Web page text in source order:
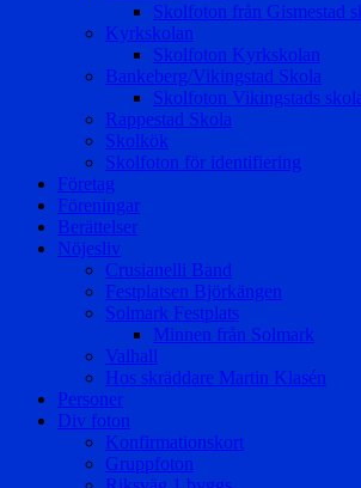
Skolfoton från Gismestad
Kyrkskolan
Skolfoton Kyrkskolan
Bankeberg/Vikingstad Skola
Skolfoton Vikingstads
Rappestad Skola
Skolkök
Skolfoton för identifiering
Företag
Föreningar
Berättelser
Nöjesliv
Crusianelli Band
Festplatsen Björkängen
Solmark Festplats
Minnen från Solmark
Valhall
Hos skräddare Martin Klasén
Personer
Div foton
Konfirmationskort
Gruppfoton